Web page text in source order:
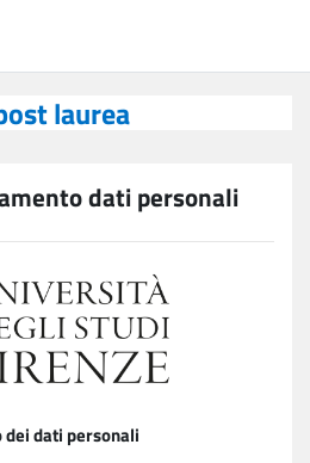
laurea
dati personali
dati personali